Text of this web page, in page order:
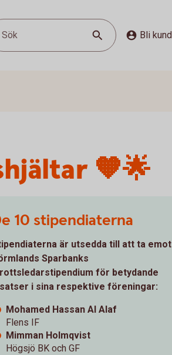
Sök Bli kund
🧡🌟
10 stipendiaterna
är utsedda till att ta emot
Sparbanks
för betydande
i sina respektive föreningar:
Mohamed Hassan Al Alaf
Flens IF
Mimman Holmqvist
Högsjö BK och GF